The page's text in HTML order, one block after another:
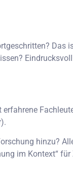
Das
hinzu?
im Kontext“